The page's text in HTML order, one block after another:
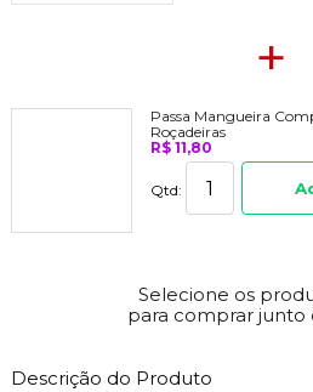
+
Passa Mangueira
Roçadeiras
R$ 11,80
Qtd:
Selecione os
para comprar
Descrição do Produto